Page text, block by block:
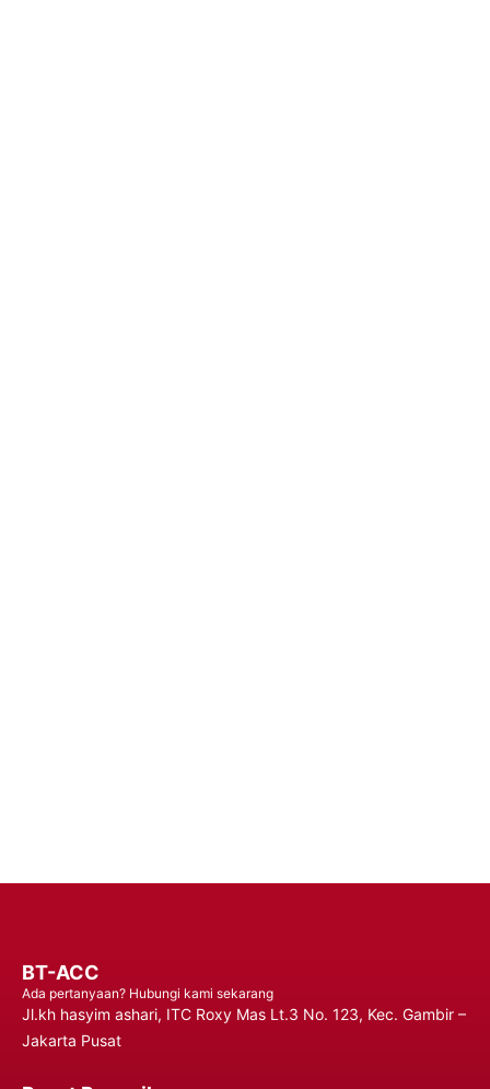
BT-ACC
Ada pertanyaan? Hubungi kami sekarang
Jl.kh hasyim ashari, ITC Roxy Mas Lt.3 No. 123, Kec. Gambir –
Jakarta Pusat